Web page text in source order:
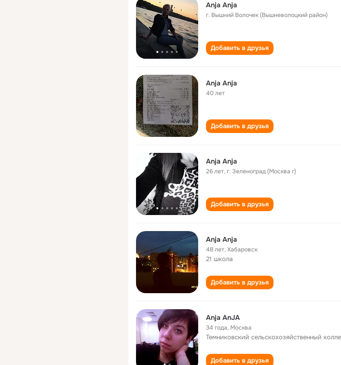
Anja Anja
г. Вышний Волочек (Вышневолоцкий район)
Добавить в друзья
Anja Anja
40 лет
Добавить в друзья
Anja Anja
26 лет,г. Зеленоград (Москва г)
Добавить в друзья
Anja Anja
48 лет,Хабаровск
21 школа
Добавить в друзья
Anja AnJA
34 года, Москва
Темниковский сельскохозяйственный
Добавить в друзья